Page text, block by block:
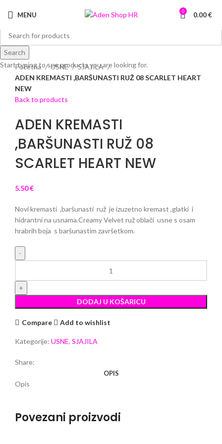
MENU 0 0.00€
Click to enlarge
Početna
USNE
SJAJILA
ADEN KREMASTI ,BARŠUNASTI RUŽ 08 SCARLET HEART
NEW
Back to products
ADEN KREMASTI
,BARŠUNASTI RUŽ 08
SCARLET HEART NEW
5.50€
Novi kremasti ,baršunasti ruž je izuzetno kremast ,glatki i
hidrantni na usnama.Creamy Velvet ruž oblači usne s osam
hrabrih boja s baršunastim završetkom.
DODAJ U KOŠARICU
Compare Add to wishlist
Kategorije: USNE, SJAJILA
Share:
OPIS
Opis
Povezani proizvodi
Search
Start typing to see products you are looking for.